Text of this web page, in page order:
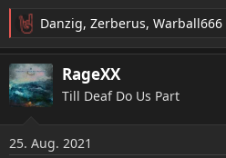
R
e
a
k
t
n
Danzig, Zerberus, Warball666
RageXX
Till Deaf Do Us Part
25. Aug. 2021